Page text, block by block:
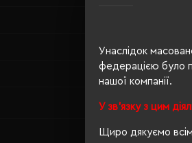
Унаслідок
федерацією було
нашої компанії.
У зв'язку з цим
Щиро дякуємо